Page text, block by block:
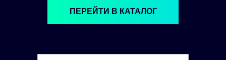
ПЕРЕЙТИ В КАТАЛОГ